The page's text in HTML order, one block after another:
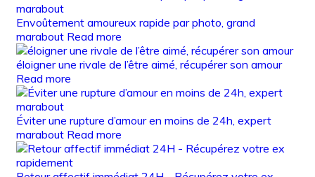
Envoûtement amoureux rapide par photo, grand
marabout Read more
éloigner une rivale de l’être aimé, récupérer son amour
Read more
Éviter une rupture d’amour en moins de 24h, expert
marabout Read more